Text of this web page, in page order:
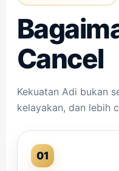
Cancel
Kekuatan Adi bukan
kelayakan, dan lebih
01